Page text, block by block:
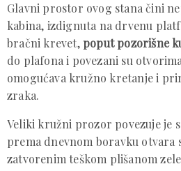
Glavni prostor ovog stana čini
kabina, izdignuta na drvenu
bračni krevet,poput pozorišne
do plafona i povezani su
omogućava kružno kretanje i
zraka.
Veliki kružni prozor povezuje je
prema dnevnom boravku otvara
zatvorenim teškom plišanom